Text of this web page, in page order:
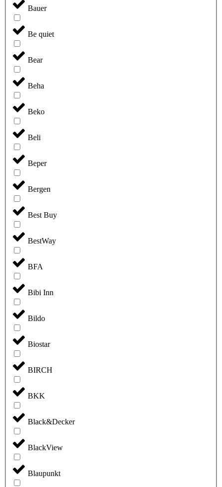
Bauer
Be quiet
Bear
Beha
Beko
Beli
Beper
Bergen
Best Buy
BestWay
BFA
Bibi Inn
Bildo
Biostar
BIRCH
BKK
Black&Decker
BlackView
Blaupunkt